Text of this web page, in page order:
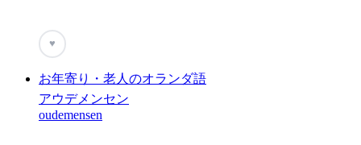
♥
お年寄り・老人のオランダ語
アウデメンセン
oudemensen